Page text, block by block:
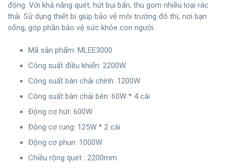
động. Với khả năng quét, hút bụi bẩn, thu gom nhiều loại rác
thải. Sử dụng thiết bị giúp bảo vệ môi trường đô thị, nơi bạn
sống, góp phần bảo vệ sức khỏe con người.
Mã sản phẩm: MLEE3000
Công suất điều khiển: 2200W
Công suất bàn chải chính: 1200W
Công suất bàn chải bên: 60W * 4 cái
Động cơ hút: 600W
Động cơ rung: 125W * 2 cái
Động cơ phun: 1000W
Chiều rộng quét : 2200mm